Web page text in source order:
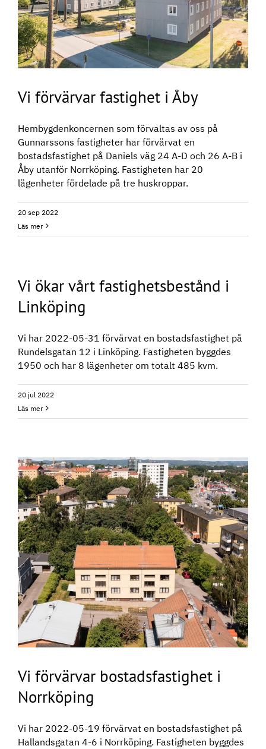
Vi förvärvar fastighet i Åby
Hembygdenkoncernen som förvaltas av oss på
Gunnarssons fastigheter har förvärvat en
bostadsfastighet på Daniels väg 24 A-D och 26 A-B i
Åby utanför Norrköping. Fastigheten har 20
lägenheter fördelade på tre huskroppar.
20 sep 2022
Läs mer
Vi ökar vårt fastighetsbestånd i
Linköping
Vi har 2022-05-31 förvärvat en bostadsfastighet på
Rundelsgatan 12 i Linköping. Fastigheten byggdes
1950 och har 8 lägenheter om totalt 485 kvm.
20 jul 2022
Läs mer
Vi förvärvar bostadsfastighet i
Norrköping
Vi har 2022-05-19 förvärvat en bostadsfastighet på
Hallandsgatan 4-6 i Norrköping. Fastigheten byggdes